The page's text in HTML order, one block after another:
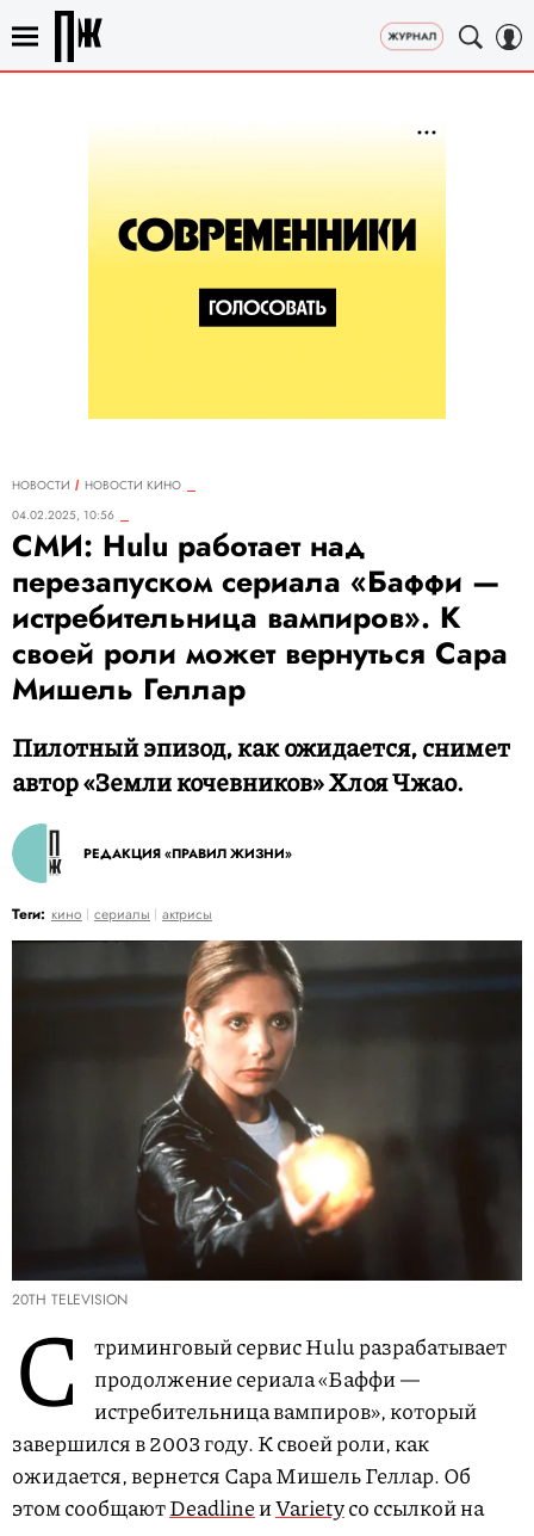
НОВОСТИ
НОВОСТИ КИНО
04.02.2025, 10:56
СМИ: Hulu работает над
перезапуском сериала «Баффи —
истребительница вампиров». К
своей роли может вернуться Сара
Мишель Геллар
Пилотный эпизод, как ожидается, снимет
автор «Земли кочевников» Хлоя Чжао.
РЕДАКЦИЯ «ПРАВИЛ ЖИЗНИ»
Теги: кино сериалы актрисы
20TH TELEVISION
С
триминговый сервис Hulu разрабатывает
продолжение сериала «Баффи —
истребительница вампиров», который
завершился в 2003 году. К своей роли, как
ожидается, вернется Сара Мишель Геллар. Об
этом сообщаютDeadlineиVarietyсо ссылкой на